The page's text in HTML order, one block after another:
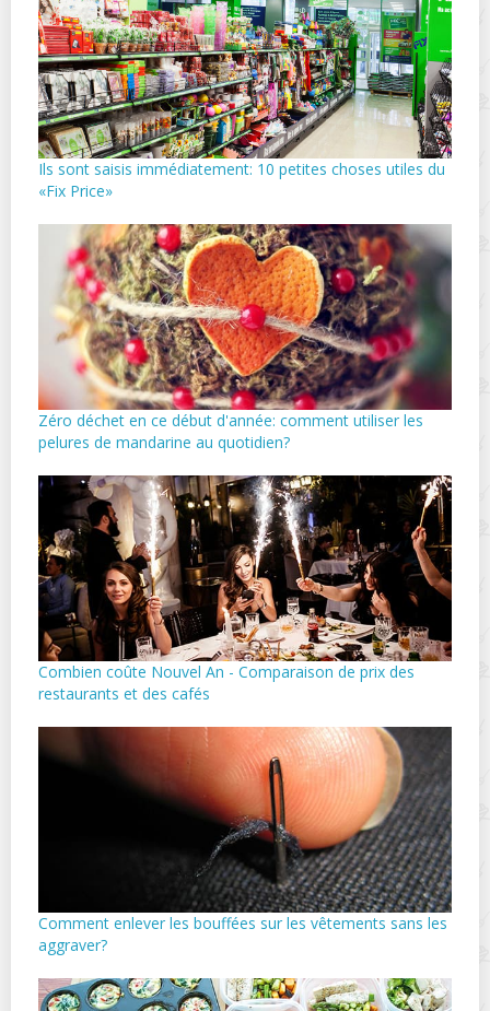
Ils sont saisis immédiatement: 10 petites choses utiles du
«Fix Price»
Zéro déchet en ce début d'année: comment utiliser les
pelures de mandarine au quotidien?
Combien coûte Nouvel An - Comparaison de prix des
restaurants et des cafés
Comment enlever les bouffées sur les vêtements sans les
aggraver?